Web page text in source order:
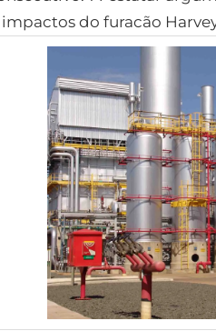
do furacão